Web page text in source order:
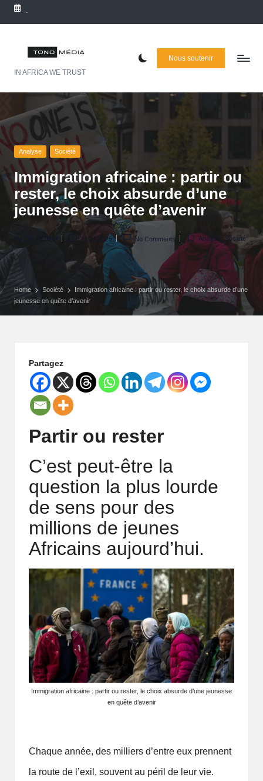
Skip
-
n
M
é
d
ia
:
e
P
o
IN AFRICA WE TRUST
Nous soutenir
Analyse Société
Immigration africaine : partir ou
rester, le choix absurde d’une
jeunesse en quête d’avenir
Eric DOMSI 11/11/2025 No Comments Analyse Société
Home Société
Immigration africaine : partir ou rester, le choix absurde d’une
jeunesse en quête d’avenir
Partagez
Partir ou rester
C’est peut-être la
question la plus lourde
de sens pour des
millions de jeunes
Africains aujourd’hui.
Immigration africaine : partir ou rester, le choix absurde d’une jeunesse
en quête d’avenir
Chaque année, des milliers d’entre eux prennent
la route de l’exil, souvent au péril de leur vie.
navigation